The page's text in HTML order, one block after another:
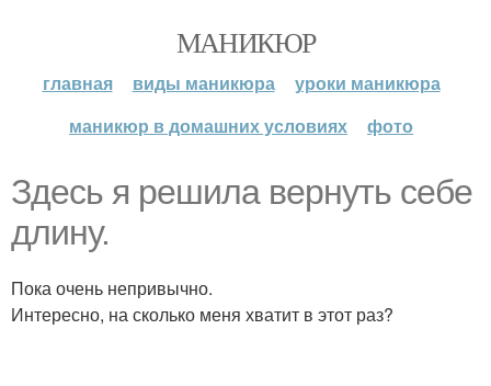
МАНИКЮР
главная виды маникюра
уроки маникюра
маникюр в домашних условиях
фото
Здесь я решила вернуть себе
длину.
Пока очень непривычно.
Интересно, на сколько меня хватит в этот раз?